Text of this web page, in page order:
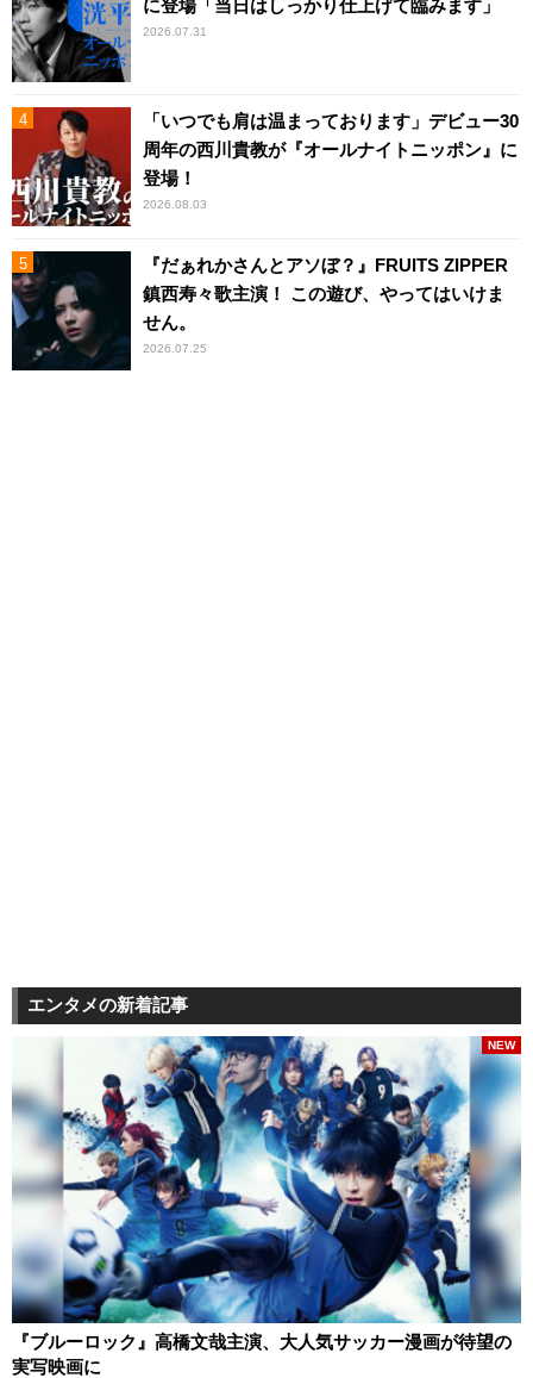
に登場「当日はしっかり仕上げて臨みます」
2026.07.31
「いつでも肩は温まっております」デビュー30
周年の西川貴教が『オールナイトニッポン』に
登場！
2026.08.03
『だぁれかさんとアソぼ？』FRUITS ZIPPER
鎮西寿々歌主演！ この遊び、やってはいけま
せん。
2026.07.25
エンタメの新着記事
『ブルーロック』高橋文哉主演、大人気サッカー漫画が待望の
実写映画に
NEW